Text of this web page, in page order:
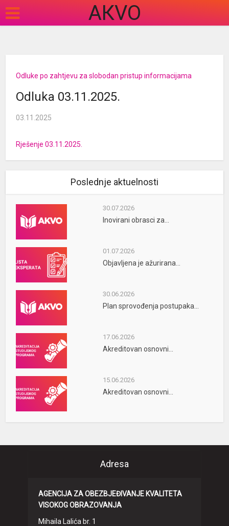
АКVO
Odluke po zahtjevu za slobodan pristup informacijama
Odluka 03.11.2025.
03.11.2025
Rješenje 03.11.2025.
Poslednje aktuelnosti
30.07.2026
Inovirani obrasci za...
01.07.2026
Objavljena je ažurirana...
30.06.2026
Plan sprovođenja postupaka...
17.06.2026
Akreditovan osnovni...
15.06.2026
Akreditovan osnovni...
Adresa
AGENCIJA ZA OBEZBJEĐIVANJE KVALITETA
VISOKOG OBRAZOVANJA
Mihaila Lalića br. 1